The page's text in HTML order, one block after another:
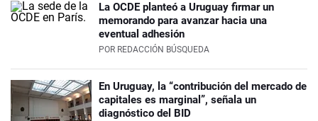
La OCDE planteó a Uruguay firmar un
memorando para avanzar hacia una
eventual adhesión
POR REDACCIÓN BÚSQUEDA
En Uruguay, la “contribución del mercado de
capitales es marginal”, señala un
diagnóstico del BID